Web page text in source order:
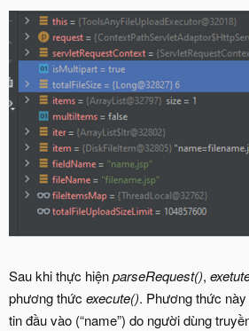
Sau khi thực hiệnparseRequest(),
phương thức execute(). Phương thức
tin đầu vào (“name”) do người dùng